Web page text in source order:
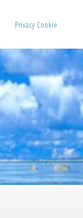
Privacy Cookie